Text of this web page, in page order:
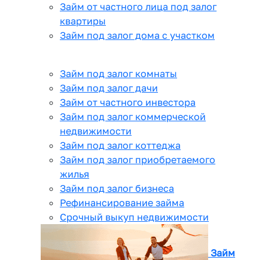
Займ от частного лица под залог
квартиры
Займ под залог дома с участком
Займ под залог комнаты
Займ под залог дачи
Займ от частного инвестора
Займ под залог коммерческой
недвижимости
Займ под залог коттеджа
Займ под залог приобретаемого
жилья
Займ под залог бизнеса
Рефинансирование займа
Срочный выкуп недвижимости
Займ